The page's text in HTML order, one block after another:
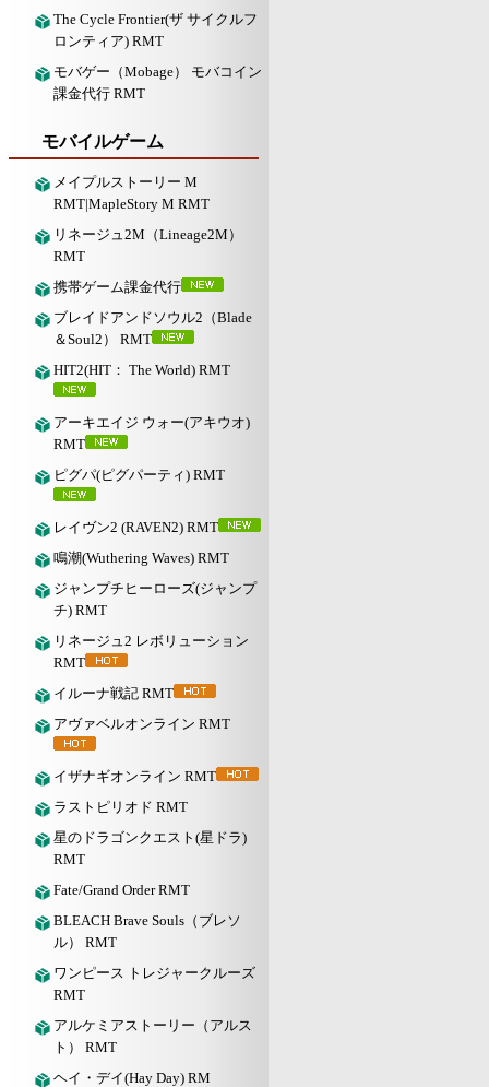
The Cycle Frontier(ザ サイクルフ
ロンティア) RMT
モバゲー（Mobage） モバコイン
課金代行 RMT
モバイルゲーム
メイプルストーリー M
RMT|MapleStory M RMT
リネージュ2M（Lineage2M）
RMT
携帯ゲーム課金代行
ブレイドアンドソウル2（Blade
＆Soul2） RMT
HIT2(HIT： The World) RMT
アーキエイジ ウォー(アキウオ)
RMT
ピグパ(ピグパーティ) RMT
レイヴン2 (RAVEN2) RMT
鳴潮(Wuthering Waves) RMT
ジャンプチヒーローズ(ジャンプ
チ) RMT
リネージュ2 レボリューション
RMT
イルーナ戦記 RMT
アヴァベルオンライン RMT
イザナギオンライン RMT
ラストピリオド RMT
星のドラゴンクエスト(星ドラ)
RMT
Fate/Grand Order RMT
BLEACH Brave Souls（ブレソ
ル） RMT
ワンピース トレジャークルーズ
RMT
アルケミアストーリー（アルス
ト） RMT
ヘイ・デイ(Hay Day) RM